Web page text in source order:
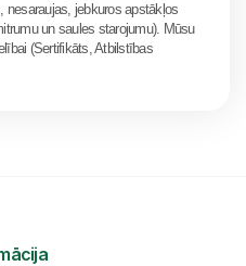
jebkuros apstākļos
un saules starojumu). Mūsu
(Sertifikāts, Atbilstības